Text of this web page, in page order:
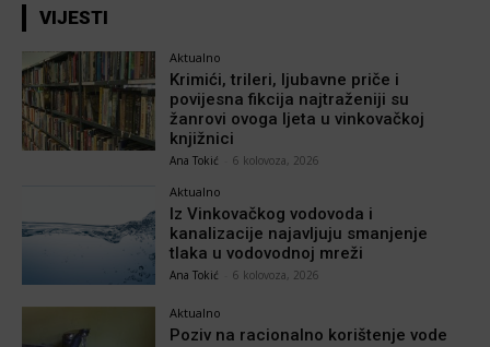
VIJESTI
Aktualno
Krimići, trileri, ljubavne priče i
povijesna fikcija najtraženiji su
žanrovi ovoga ljeta u vinkovačkoj
knjižnici
Ana Tokić 6 kolovoza, 2026
Aktualno
Iz Vinkovačkog vodovoda i
kanalizacije najavljuju smanjenje
tlaka u vodovodnoj mreži
Ana Tokić 6 kolovoza, 2026
Aktualno
Poziv na racionalno korištenje vode